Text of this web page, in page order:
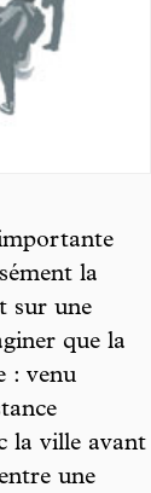
la
sur une
que la
: venu
la ville avant
une